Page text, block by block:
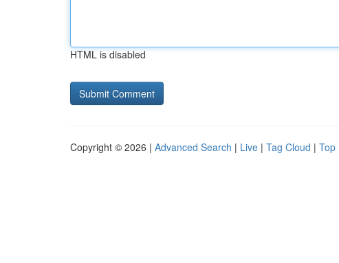
HTML is disabled
Copyright © 2026 | Advanced Search | Live | Tag Cloud | Top